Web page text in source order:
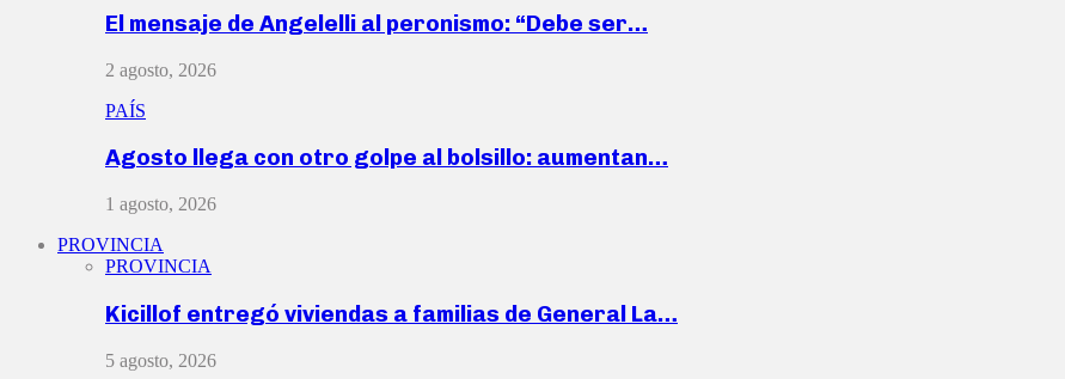
El mensaje de Angelelli al peronismo: “Debe ser…
2 agosto, 2026
PAÍS
Agosto llega con otro golpe al bolsillo: aumentan…
1 agosto, 2026
PROVINCIA
PROVINCIA
Kicillof entregó viviendas a familias de General La…
5 agosto, 2026